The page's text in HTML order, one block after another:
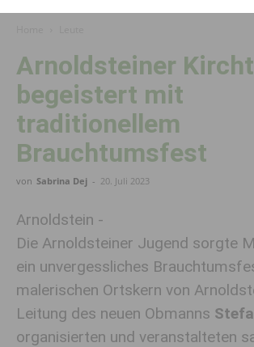
Arnoldsteiner
begeistert mit
traditionellem
Brauchtumsfest
von Sabrina Dej - 20. Juli 2023
Arnoldstein -
Die Arnoldsteiner Jugend sorgte
ein unvergessliches
malerischen Ortskern von
Leitung des neuen Obmanns
organisierten und veranstalteten